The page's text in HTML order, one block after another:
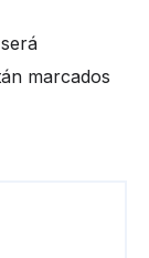
marcados